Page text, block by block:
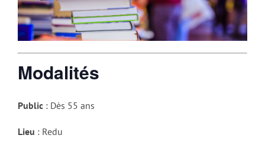
Modalités
Public : Dès 55 ans
Lieu : Redu